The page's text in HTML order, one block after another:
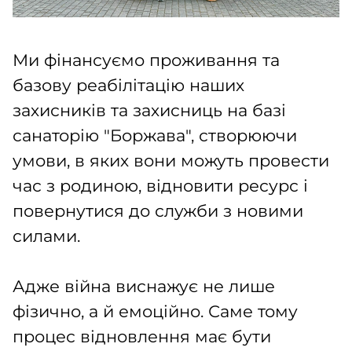
Ми фінансуємо проживання та
базову реабілітацію наших
захисників та захисниць на базі
санаторію "Боржава", створюючи
умови, в яких вони можуть провести
час з родиною, відновити ресурс і
повернутися до служби з новими
силами.
Адже війна виснажує не лише
фізично, а й емоційно. Саме тому
процес відновлення має бути